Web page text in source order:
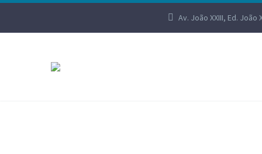
Av. João XXIII, Ed. João